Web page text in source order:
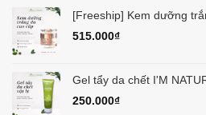
[Freeship] Kem dưỡng
515.000₫
Gel tẩy da chết I'M
250.000₫